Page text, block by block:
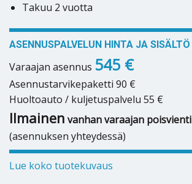
Takuu 2 vuotta
ASENNUSPALVELUN HINTA JA SISÄLTÖ
Varaajan asennus 545 €
Asennustarvikepaketti 90 €
Huoltoauto / kuljetuspalvelu 55 €
Ilmainen vanhan varaajan poisvienti
(asennuksen yhteydessä)
Lue koko tuotekuvaus